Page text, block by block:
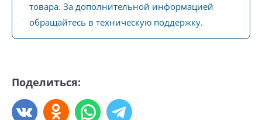
товара. За дополнительной информацией
обращайтесь в техническую поддержку.
Поделиться: